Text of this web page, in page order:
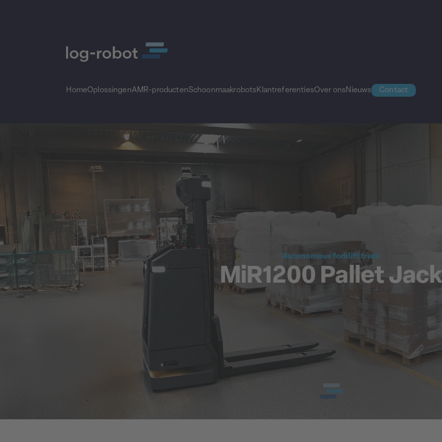
HomeOplossingenAMR-productenSchoonmaakrobotsKlantreferentiesOver ons Nieuws Contact
Autonomous forklift truck
MiR1200 Pallet